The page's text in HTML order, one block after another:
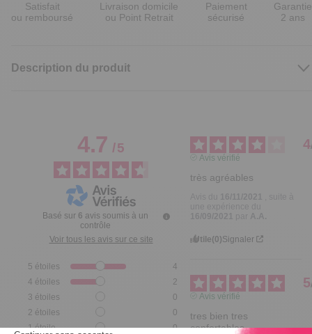
Satisfait
ou remboursé
Livraison domicile
ou Point Retrait
Paiement
sécurisé
Garantie
2 ans
Description du produit
4.7/5
Basé sur 6 avis soumis à un
contrôle
Voir tous les avis sur ce site
5 étoiles
4
4 étoiles
2
3 étoiles
0
2 étoiles
0
1étoile 0
4
Avis vérifié
très agréables
16/11/2021
16/09/2021
A.A.
Utile(0)Signaler
5
Avis vérifié
tres bien tres
confortables